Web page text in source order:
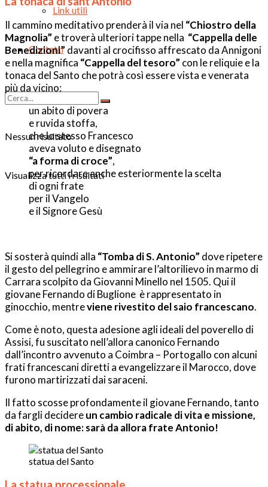
Link utili
Contatti
Nessun risultato
Visualizza tutti i risultati
Il cammino meditativo prenderà il via nel “Chiostro della
Magnolia”e troverà ulteriori tappe nella “Cappella delle
Benedizioni”davanti al crocifisso affrescato da Annigoni
e nella magnifica “Cappella del tesoro”con le reliquie e la
tonaca del Santo che potrà così essere vista e venerata
più da vicino:
un abito di povera
e ruvida stoffa,
che lo stesso Francesco
aveva voluto e disegnato
“a forma di croce”,
per ricordare anche esteriormente la scelta
di ogni frate
per il Vangelo
e il Signore Gesù
Si sosterà quindi alla “Tomba di S. Antonio”dove ripetere
il gesto del pellegrino e ammirare l’altorilievo in marmo di
Carrara scolpito da Giovanni Minello nel 1505. Qui il
giovane Fernando di Buglione è rappresentato in
ginocchio, mentreviene rivestito del saio francescano.
Come è noto, questa adesione agli ideali del poverello di
Assisi, fu suscitato nell’allora canonico Fernando
dall’incontro avvenuto a Coimbra – Portogallo con alcuni
frati francescani diretti a evangelizzare il Marocco, dove
furono martirizzati dai saraceni.
Il fatto scosse profondamente il giovane Fernando, tanto
da fargli decidereun cambio radicale di vita e missione,
di abito, di nome: sarà da allora frate Antonio!
statua del Santo